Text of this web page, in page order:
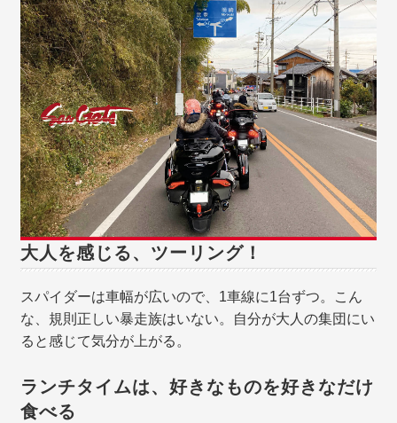
大人を感じる、ツーリング！
スパイダーは車幅が広いので、1車線に1台ずつ。こん
な、規則正しい暴走族はいない。自分が大人の集団にい
ると感じて気分が上がる。
ランチタイムは、好きなものを好きなだけ
食べる